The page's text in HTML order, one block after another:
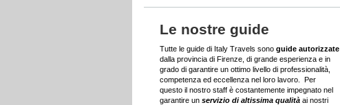
Le nostre guide
Tutte le guide di Italy Travels sonoguide autorizzate
dalla provincia di Firenze, di grande esperienza e in
grado di garantire un ottimo livello di professionalità,
competenza ed eccellenza nel loro lavoro. Per
questo il nostro staff è costantemente impegnato nel
garantire unservizio di altissima qualità ai nostri